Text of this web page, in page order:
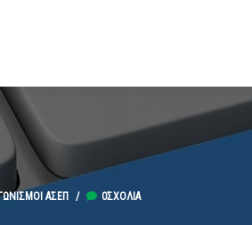
ΑΣΕΠ / 0ΣΧΌΛΙΑ